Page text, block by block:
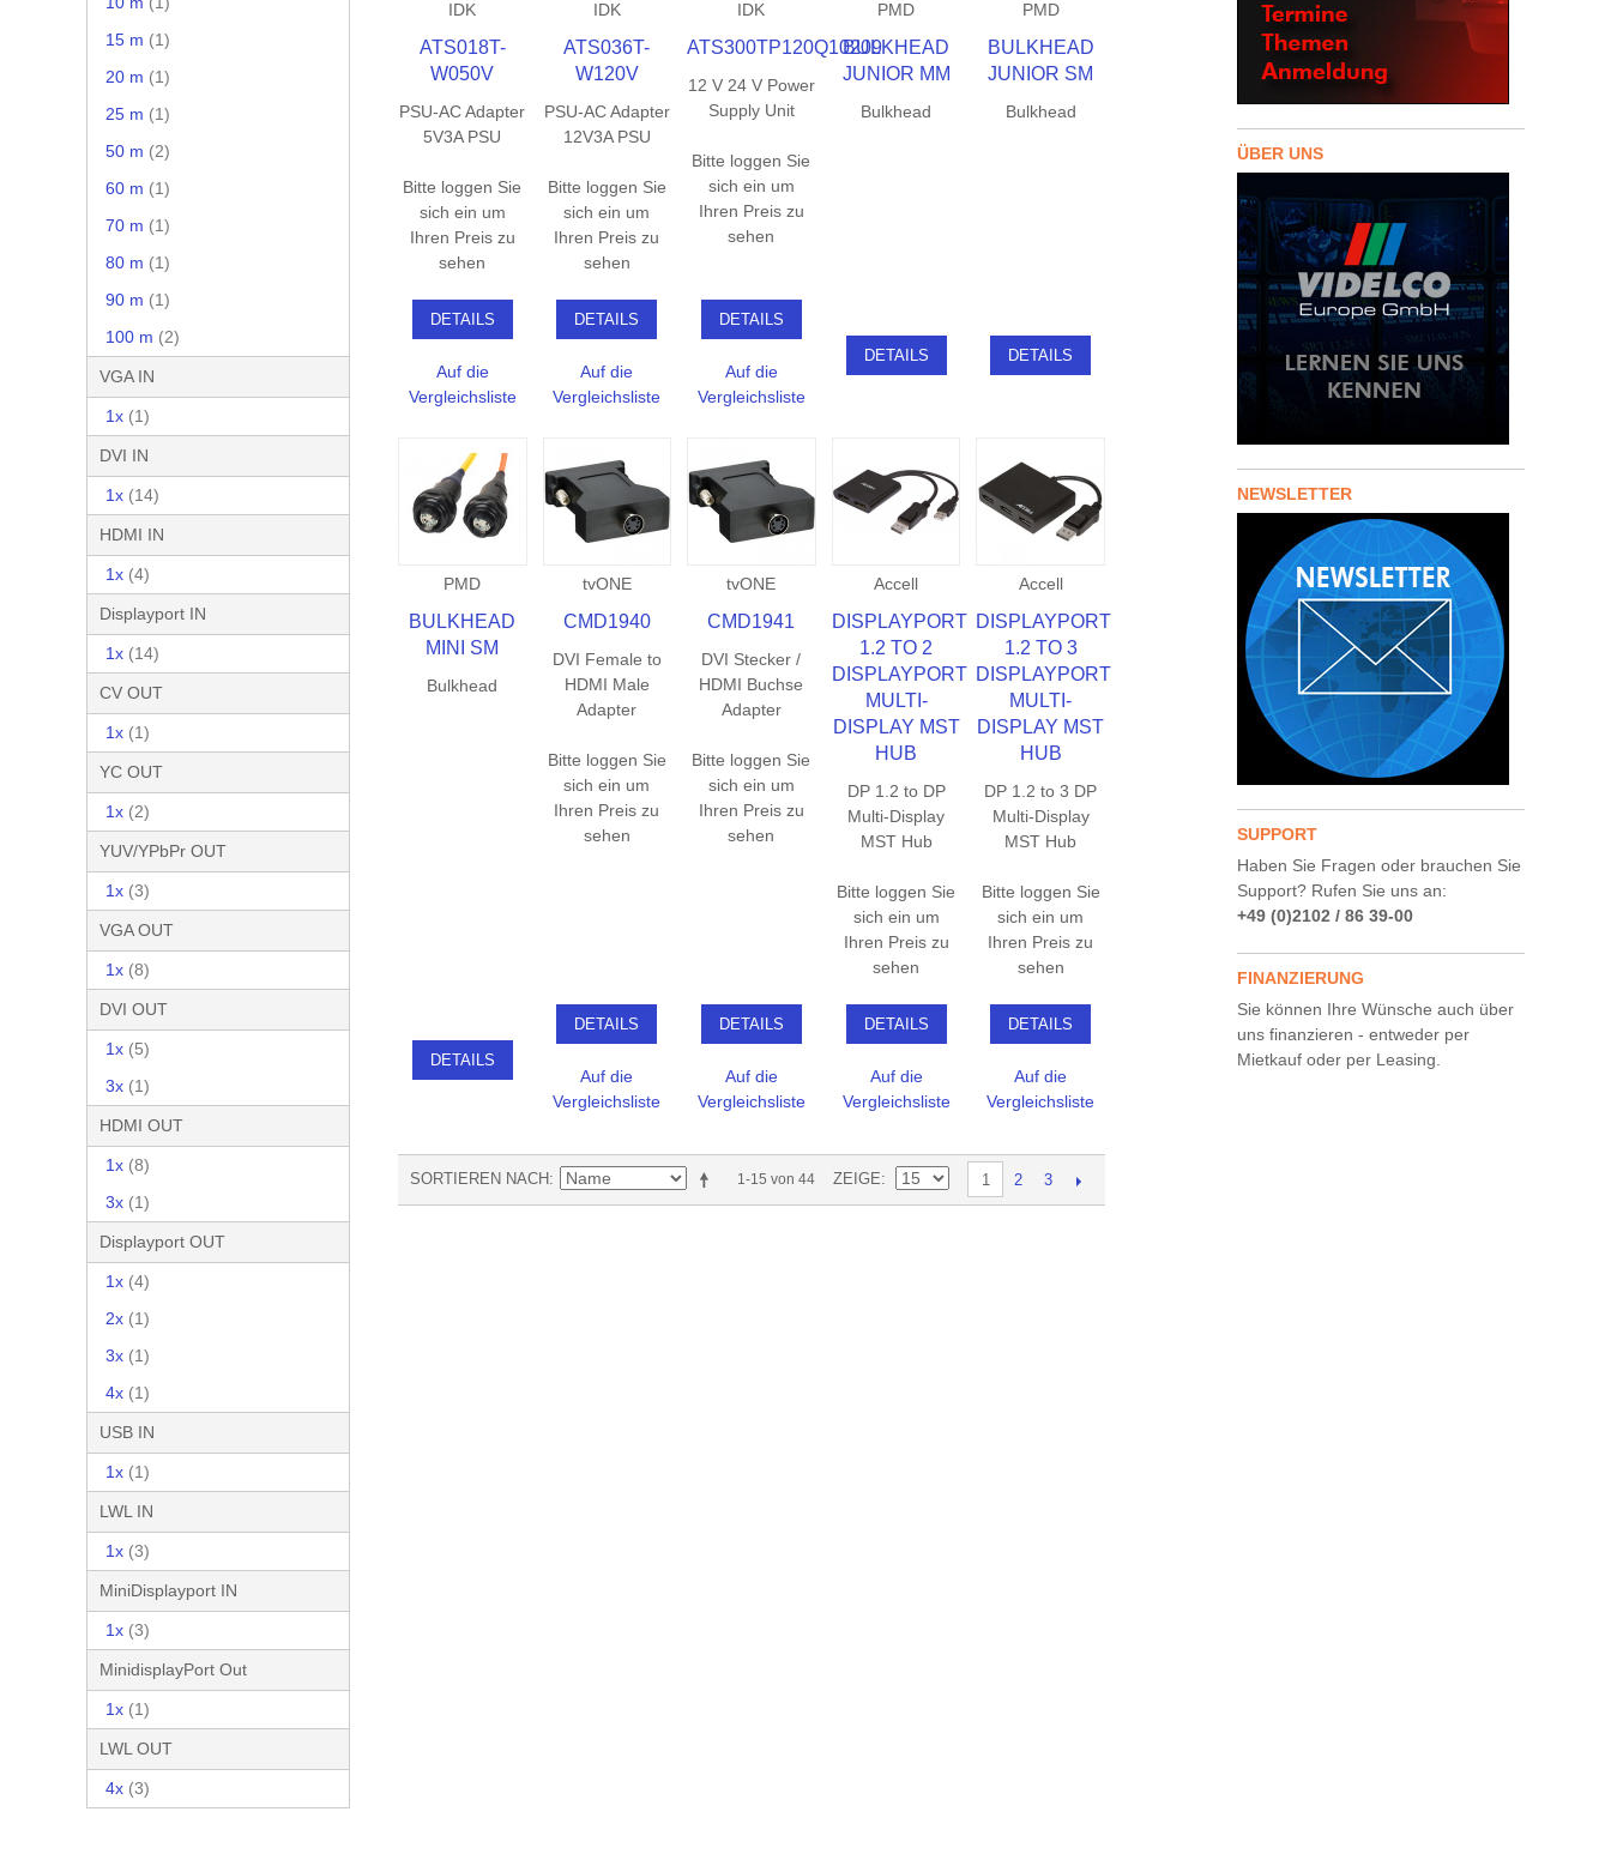
15 m (1)
20 m (1)
25 m (1)
50 m (2)
60 m (1)
70 m (1)
80 m (1)
90 m (1)
100 m (2)
VGA IN
1x (1)
DVI IN
1x (14)
HDMI IN
1x (4)
Displayport IN
1x (14)
CV OUT
1x (1)
YC OUT
1x (2)
YUV/YPbPr OUT
1x (3)
VGA OUT
1x (8)
DVI OUT
1x (5)
3x (1)
HDMI OUT
1x (8)
3x (1)
Displayport OUT
1x (4)
2x (1)
3x (1)
4x (1)
USB IN
1x (1)
LWL IN
1x (3)
MiniDisplayport IN
1x (3)
MinidisplayPort Out
1x (1)
LWL OUT
4x (3)
IDK
ATS018T-
W050V
PSU-AC Adapter
5V3A PSU
Bitte loggen Sie
sich ein um
Ihren Preis zu
sehen
DETAILS
Auf die
Vergleichsliste
IDK
ATS036T-
W120V
PSU-AC Adapter
12V3A PSU
Bitte loggen Sie
sich ein um
Ihren Preis zu
sehen
DETAILS
Auf die
Vergleichsliste
IDK
ATS300TP120Q10209
12 V 24 V Power
Supply Unit
Bitte loggen Sie
sich ein um
Ihren Preis zu
sehen
DETAILS
Auf die
Vergleichsliste
PMD
BULKHEAD
JUNIOR MM
Bulkhead
DETAILS
PMD
BULKHEAD
JUNIOR SM
Bulkhead
DETAILS
PMD
BULKHEAD
MINI SM
Bulkhead
DETAILS
tvONE
CMD1940
DVI Female to
HDMI Male
Adapter
Bitte loggen Sie
sich ein um
Ihren Preis zu
sehen
DETAILS
Auf die
Vergleichsliste
tvONE
CMD1941
DVI Stecker /
HDMI Buchse
Adapter
Bitte loggen Sie
sich ein um
Ihren Preis zu
sehen
DETAILS
Auf die
Vergleichsliste
Accell
DISPLAYPORT
1.2 TO 2
DISPLAYPORT
MULTI-
DISPLAY MST
HUB
DP 1.2 to DP
Multi-Display
MST Hub
Bitte loggen Sie
sich ein um
Ihren Preis zu
sehen
DETAILS
Auf die
Vergleichsliste
Accell
DISPLAYPORT
1.2 TO 3
DISPLAYPORT
MULTI-
DISPLAY MST
HUB
DP 1.2 to 3 DP
Multi-Display
MST Hub
Bitte loggen Sie
sich ein um
Ihren Preis zu
sehen
DETAILS
Auf die
Vergleichsliste
SORTIEREN NACH 1-15 von 44 ZEIGE 1 2 3
ÜBER UNS
NEWSLETTER
SUPPORT
Haben Sie Fragen oder brauchen Sie
Support? Rufen Sie uns an:
+49 (0)2102 / 86 39-00
FINANZIERUNG
Sie können Ihre Wünsche auch über
uns finanzieren - entweder per
Mietkauf oder per Leasing.